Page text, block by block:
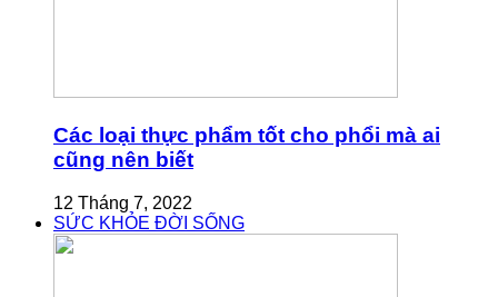
Các loại thực phẩm tốt cho phổi mà ai
cũng nên biết
12 Tháng 7, 2022
SỨC KHỎE ĐỜI SỐNG